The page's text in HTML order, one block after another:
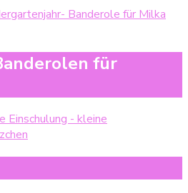
für